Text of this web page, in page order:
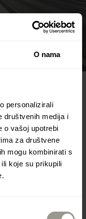
O nama
personalizirali
društvenih medija i
o vašoj upotrebi
za društvene
mogu kombinirati s
koje su prikupili
slovenskom tržištu